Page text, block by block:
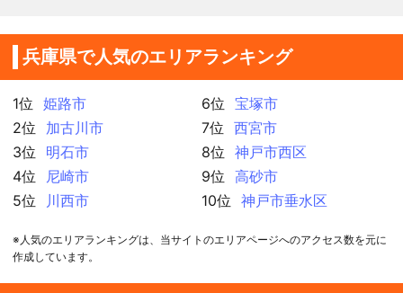
兵庫県で人気のエリアランキング
1位
姫路市
2位
加古川市
3位
明石市
4位
尼崎市
5位
川西市
6位
宝塚市
7位
西宮市
8位
神戸市西区
9位
高砂市
10位
神戸市垂水区
※人気のエリアランキングは、当サイトのエリアページへのアクセス数を元に
作成しています。